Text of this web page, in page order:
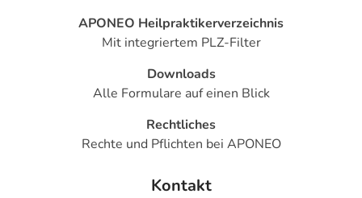
APONEO Heilpraktikerverzeichnis
Mit integriertem PLZ-Filter
Downloads
Alle Formulare auf einen Blick
Rechtliches
Rechte und Pflichten bei APONEO
Kontakt